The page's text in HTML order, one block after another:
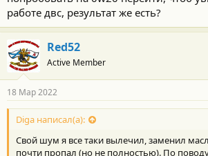
работе двс, результат же есть?
Red52
Active Member
18 Мар 2022
Diga написал(а):
Свой шум я все таки вылечил, заменил
почти пропал (но не полностью). По